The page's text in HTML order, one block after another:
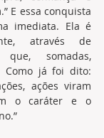
E essa conquista
imediata. Ela é
através de
que, somadas,
Como já foi dito:
ações viram
o caráter e o